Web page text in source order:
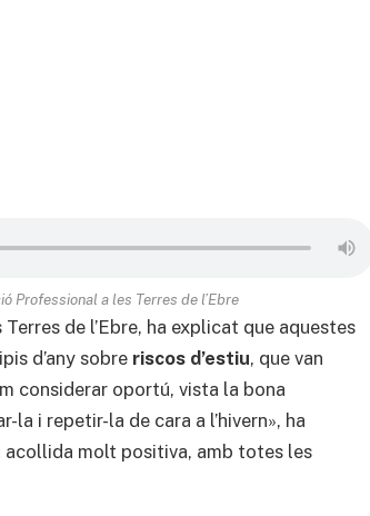
Professional a les Terres de l’Ebre
Terres de l’Ebre, ha explicat que aquestes
d’any sobre riscos d’estiu, que van
considerar oportú, vista la bona
la i repetir-la de cara a l’hivern», ha
acollida molt positiva, amb totes les